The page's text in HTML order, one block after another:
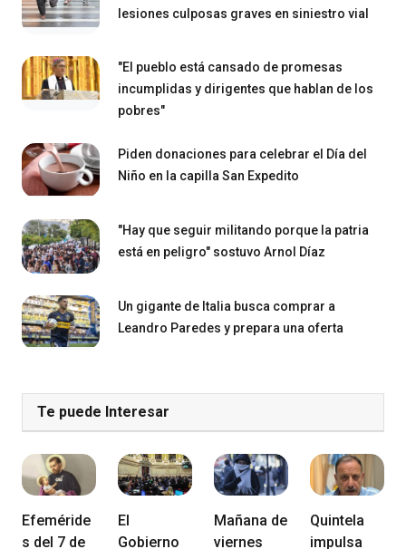
lesiones culposas graves en siniestro vial
"El pueblo está cansado de promesas
incumplidas y dirigentes que hablan de los
pobres"
Piden donaciones para celebrar el Día del
Niño en la capilla San Expedito
"Hay que seguir militando porque la patria
está en peligro" sostuvo Arnol Díaz
Un gigante de Italia busca comprar a
Leandro Paredes y prepara una oferta
Te puede Interesar
Efeméride
s del 7 de
El
Gobierno
Mañana de
viernes
Quintela
impulsa